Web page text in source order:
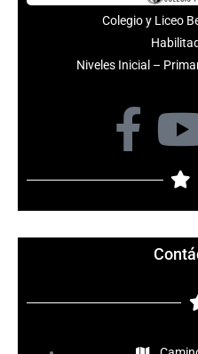
Colegio y Liceo
Niveles Inicial –
F
a
c
e
b
o
o
t